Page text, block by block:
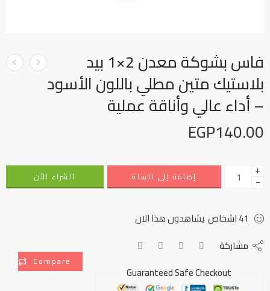
فاس بشوكة معدن 2×1 بيد
بلاستيك متين مطلي باللون الأسود
– أداء عالي وأناقة عملية
EGP140.00
+
− إضافة إلى السلة الشراء الأن
41اشخاص يشاهدون هذا الان
Compare
مشاركة
Guaranteed Safe Checkout